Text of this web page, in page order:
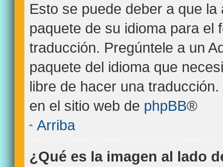
Esto se puede deber a que
paquete de su idioma para el
traducción. Pregúntele a un
paquete del idioma que
libre de hacer una
en el sitio web de phpBB®
Arriba
¿Qué es la imagen al lado